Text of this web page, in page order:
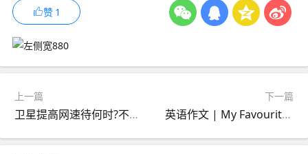
赞 1
上一篇
卫星提高网速待何时?不如用搜狗浏览器
下一篇
英语作文 | My Favourite Place 我最喜爱的地方